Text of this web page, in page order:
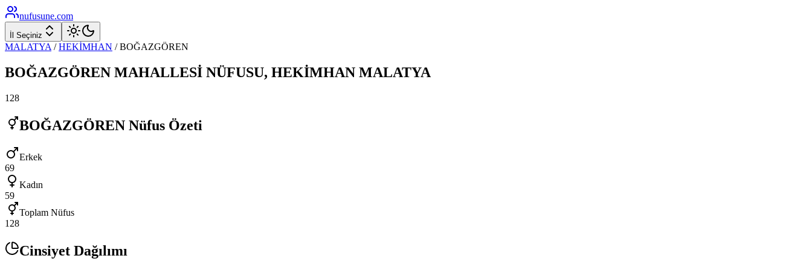
nufusune.com
İl Seçiniz
MALATYA / HEKİMHAN /BOĞAZGÖREN
BOĞAZGÖREN MAHALLESİ NÜFUSU, HEKİMHAN MALATYA
128
BOĞAZGÖREN Nüfus Özeti
Erkek
69
Kadın
59
Toplam Nüfus
128
Cinsiyet Dağılımı